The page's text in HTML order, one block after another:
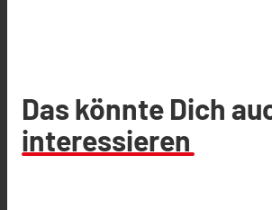
Das könnte Dich
interessieren